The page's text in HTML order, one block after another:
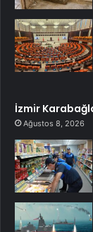
İzmir
Ağustos 8, 2026